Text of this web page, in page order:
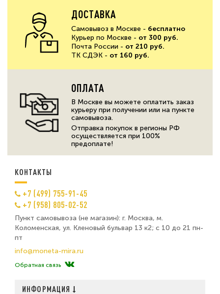
ДОСТАВКА
Самовывоз в Москве - бесплатно
Курьер по Москве - от 300 руб.
Почта России - от 210 руб.
ТК СДЭК - от 160 руб.
ОПЛАТА
В Москве вы можете оплатить заказ
курьеру при получении или на пункте
самовывоза.
Отправка покупок в регионы РФ
осуществляется при 100%
предоплате!
КОНТАКТЫ
+7 (499) 755-91-45
+7 (958) 805-02-52
Пункт самовывоза (не магазин): г. Москва, м.
Коломенская, ул. Кленовый бульвар 13 к2; с 10 до 21 пн-
пт
info@moneta-mira.ru
Обратная связь
ИНФОРМАЦИЯ